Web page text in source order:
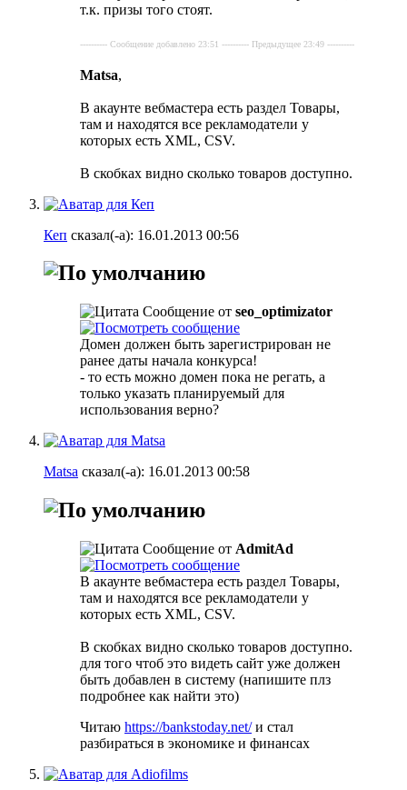
т.к. призы того стоят.
---------- Сообщение добавлено 23:51 ---------- Предыдущее 23:49 ----------
Matsa,
В акаунте вебмастера есть раздел Товары,
там и находятся все рекламодатели у
которых есть XML, CSV.
В скобках видно сколько товаров доступно.
Кеп сказал(-а): 16.01.2013 00:56
Сообщение от seo_optimizator
Домен должен быть зарегистрирован не
ранее даты начала конкурса!
- то есть можно домен пока не регать, а
только указать планируемый для
использования верно?
Matsa сказал(-а): 16.01.2013 00:58
Сообщение от AdmitAd
В акаунте вебмастера есть раздел Товары,
там и находятся все рекламодатели у
которых есть XML, CSV.
В скобках видно сколько товаров доступно.
для того чтоб это видеть сайт уже должен
быть добавлен в систему (напишите плз
подробнее как найти это)
Читаю https://bankstoday.net/и стал
разбираться в экономике и финансах